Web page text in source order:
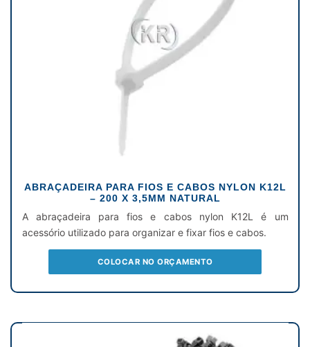
ABRAÇADEIRA PARA FIOS E CABOS NYLON K12L
– 200 X 3,5MM NATURAL
A abraçadeira para fios e cabos nylon K12L é um
acessório utilizado para organizar e fixar fios e cabos.
COLOCAR NO ORÇAMENTO